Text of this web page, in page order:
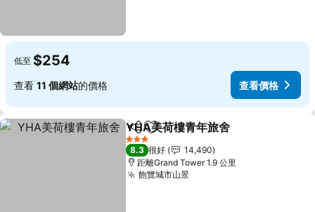
低至 $254
查看 11 個網站的價格 查看價格
分享 放到收藏夾
YHA美荷樓青年旅舍
3 星級
8.3 很好
14,490
距離Grand Tower 1.9 公里
飽覽城市山景